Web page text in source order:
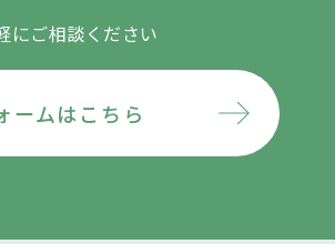
にご相談ください
ームはこちら